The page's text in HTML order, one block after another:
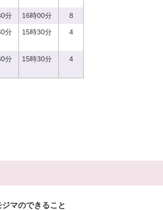
分 16時00分 8
分 15時30分 4
分 15時30分 4
ジマのできること